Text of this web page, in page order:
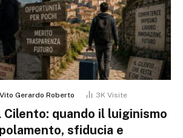
Vito Gerardo Roberto 3K Visite
Cilento: quando il luiginismo
sfiducia e